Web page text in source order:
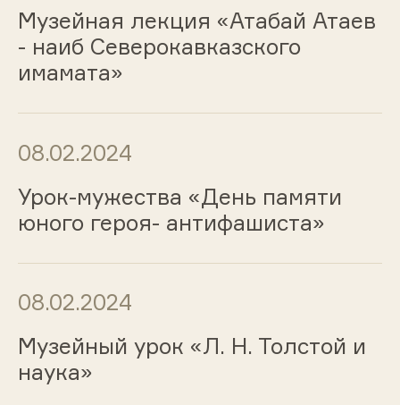
Музейная лекция «Атабай Атаев
- наиб Северокавказского
имамата»
08.02.2024
Урок-мужества «День памяти
юного героя- антифашиста»
08.02.2024
Музейный урок «Л. Н. Толстой и
наука»